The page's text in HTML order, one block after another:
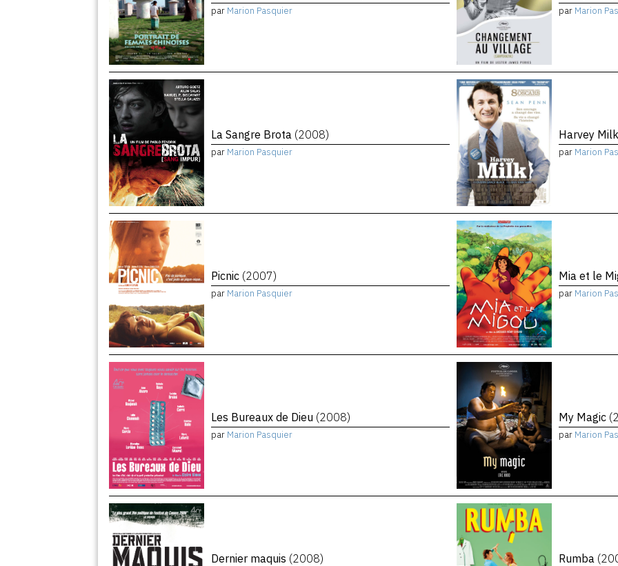
par Marion Pasquier par Marion
La Sangre Brota (2008)
par Marion Pasquier
Harvey Milk
par Marion
Picnic (2007)
par Marion Pasquier
Mia et le
par Marion
Les Bureaux de Dieu (2008)
par Marion Pasquier
My Magic
par Marion
Dernier maquis (2008) Rumba